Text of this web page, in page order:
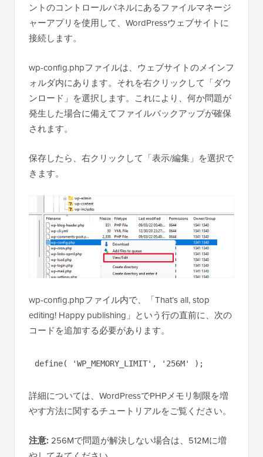
ントのコントロールパネルにあるファイルマネージ
ャーアプリを使用して、WordPressウェブサイトに
接続します。
wp-config.phpファイルは、ウェブサイトのメインフ
ォルダ内にあります。それを右クリックして「ダウ
ンロード」を選択します。これにより、何か問題が
発生した場合に備えてファイルバックアップが確保
されます。
保存したら、右クリックして「表示/編集」を選択で
きます。
wp-config.phpファイル内で、「That’s all, stop
editing! Happy publishing」という行の直前に、次の
コードを追加する必要があります。
define( 'WP_MEMORY_LIMIT', '256M' );
詳細については、WordPressでPHPメモリ制限を増
やす方法に関するチュートリアルをご覧ください。
注意: 256Mで問題が解決しない場合は、512Mに増